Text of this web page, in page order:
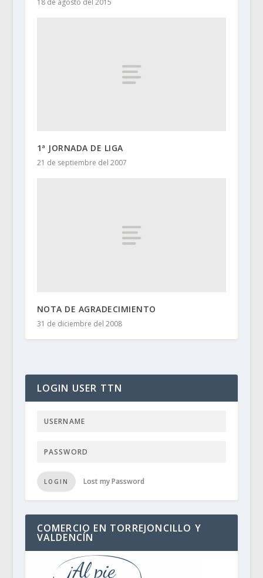
1ª JORNADA DE LIGA
21 de septiembre del 2007
NOTA DE AGRADECIMIENTO
31 de diciembre del 2008
LOGIN USER TTN
LOGIN Lost my Password
COMERCIO EN TORREJONCILLO Y
VALDENCÍN